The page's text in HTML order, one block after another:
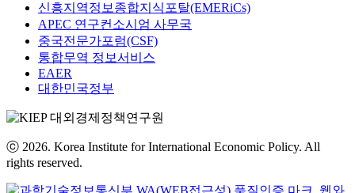
신흥지역정보종합지식포탈(EMERiCs)
APEC 연구컨소시엄 사무국
중국전문가포럼(CSF)
통합무역 정보서비스
EAER
대한민국정부
ⓒ 2026. Korea Institute for International Economic Policy. All
rights reserved.